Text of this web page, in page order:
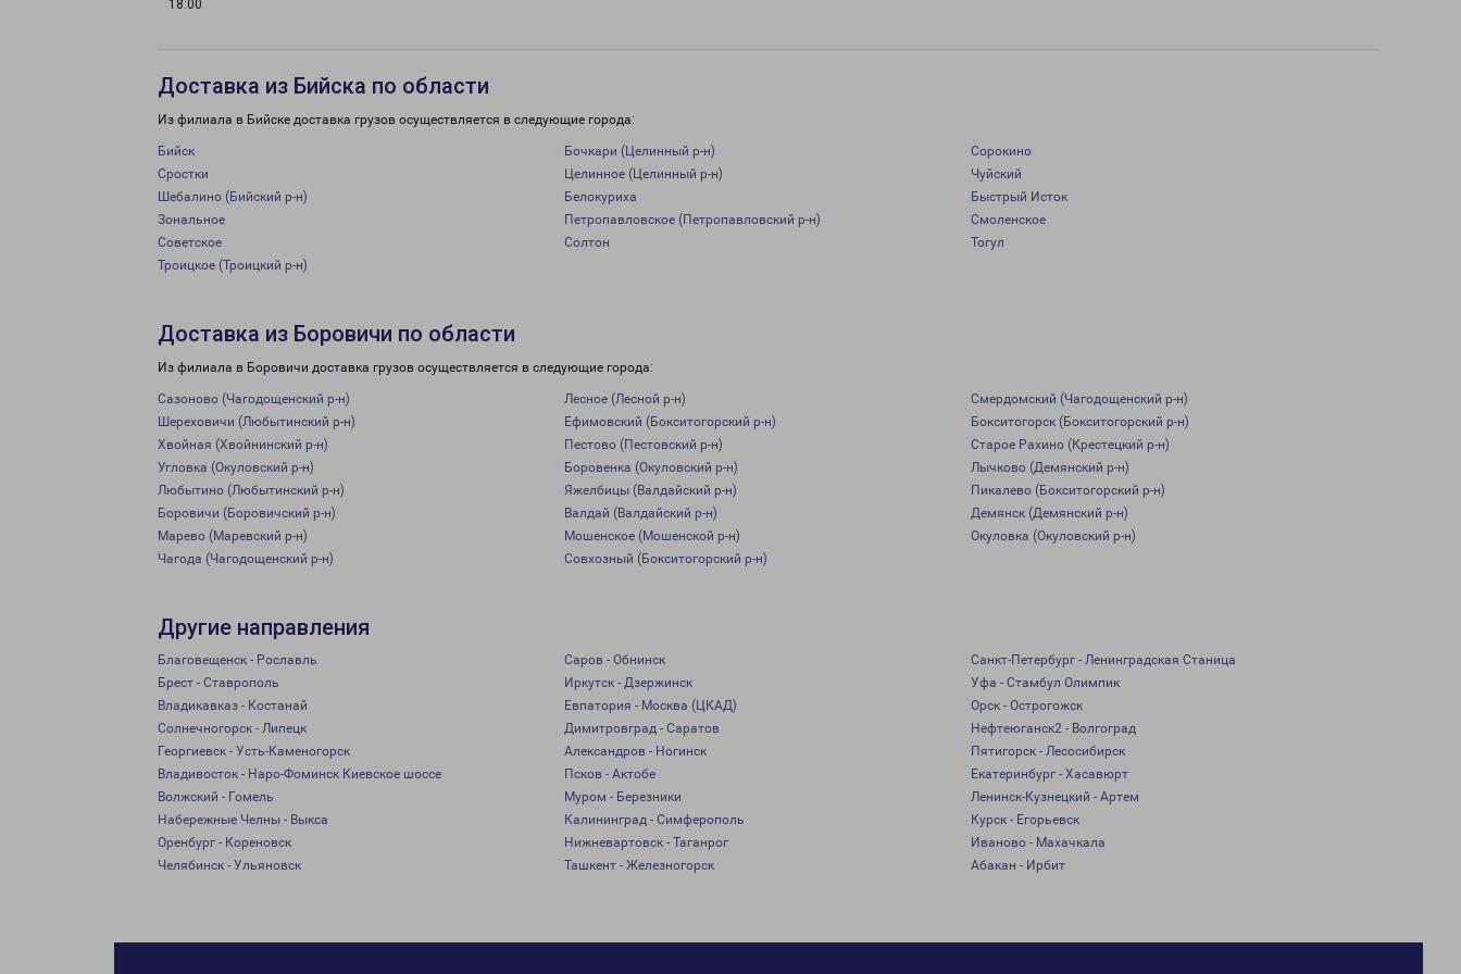
18:00
Доставка из Бийска по области
Из филиала в Бийске доставка грузов осуществляется в следующие города:
Бийск Бочкари (Целинный р-н)
Сорокино
Сростки
Целинное (Целинный р-н)
Чуйский
Шебалино (Бийский р-н)
Белокуриха
Быстрый Исток
Зональное
Петропавловское (Петропавловский р-н)
Смоленское
Советское
Солтон
Тогул
Троицкое (Троицкий р-н)
Доставка из Боровичи по области
Из филиала в Боровичи доставка грузов осуществляется в следующие города:
Сазоново (Чагодощенский р-н) Лесное (Лесной р-н)
Смердомский (Чагодощенский р-н)
Шереховичи (Любытинский р-н)
Ефимовский (Бокситогорский р-н)
Бокситогорск (Бокситогорский р-н)
Хвойная (Хвойнинский р-н)
Пестово (Пестовский р-н)
Старое Рахино (Крестецкий р-н)
Угловка (Окуловский р-н)
Боровенка (Окуловский р-н)
Лычково (Демянский р-н)
Любытино (Любытинский р-н)
Яжелбицы (Валдайский р-н)
Пикалево (Бокситогорский р-н)
Боровичи (Боровичский р-н)
Валдай (Валдайский р-н)
Демянск (Демянский р-н)
Марево (Маревский р-н)
Мошенское (Мошенской р-н)
Окуловка (Окуловский р-н)
Чагода (Чагодощенский р-н)
Совхозный (Бокситогорский р-н)
Другие направления
Благовещенск - Рославль Саров - Обнинск
Санкт-Петербург - Ленинградская Станица
Брест - Ставрополь
Иркутск - Дзержинск
Уфа - Стамбул Олимпик
Владикавказ - Костанай
Евпатория - Москва (ЦКАД)
Орск - Острогожск
Солнечногорск - Липецк
Димитровград - Саратов
Нефтеюганск2 - Волгоград
Георгиевск - Усть-Каменогорск
Александров - Ногинск
Пятигорск - Лесосибирск
Владивосток - Наро-Фоминск Киевское шоссе
Псков - Актобе
Екатеринбург - Хасавюрт
Волжский - Гомель
Муром - Березники
Ленинск-Кузнецкий - Артем
Набережные Челны - Выкса
Калининград - Симферополь
Курск - Егорьевск
Оренбург - Кореновск
Нижневартовск - Таганрог
Иваново - Махачкала
Челябинск - Ульяновск
Ташкент - Железногорск Абакан - Ирбит